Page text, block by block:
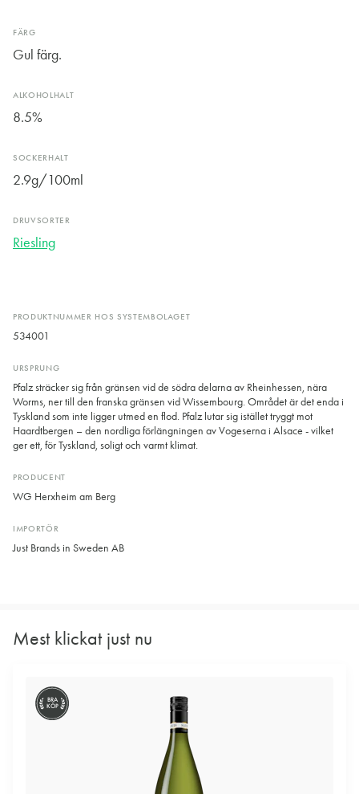
PRODUKTNUMMER HOS SYSTEMBOLAGET
534001
URSPRUNG
Pfalz sträcker sig från gränsen vid de södra delarna av Rheinhessen, nära
Worms, ner till den franska gränsen vid Wissembourg. Området är det enda i
Tyskland som inte ligger utmed en flod. Pfalz lutar sig istället tryggt mot
Haardtbergen – den nordliga förlängningen av Vogeserna i Alsace - vilket
ger ett, för Tyskland, soligt och varmt klimat.
PRODUCENT
WG Herxheim am Berg
IMPORTÖR
Just Brands in Sweden AB
FÄRG
Gul färg.
ALKOHOLHALT
8.5%
SOCKERHALT
2.9g/100ml
DRUVSORTER
Riesling
Mest klickat just nu
BRA
KÖP